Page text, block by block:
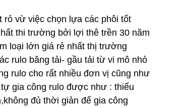
rỏ vừ việc chọn lựa các phôi tốt
thi trường bởi lợi thê trền 30 năm
loại lớn giá rẻ nhất thị trường
rulo băng tải- gầu tải từ vi mô nhỏ
rulo cho rất nhiều đơn vị cũng như
gia công rulo được như : thiếu
đủ thời giản để gia công